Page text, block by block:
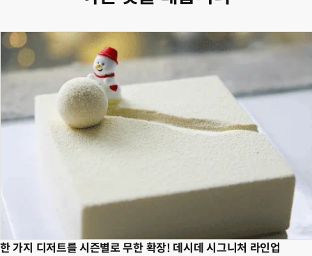
한 가지 디저트를 시즌별로 무한 확장! 데시데 시그니처 라인업